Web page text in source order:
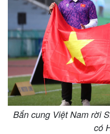
Bắn cung Việt Nam rời
có